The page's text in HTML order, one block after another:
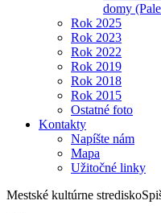
domy
Rok 2025
Rok 2023
Rok 2022
Rok 2019
Rok 2018
Rok 2015
Ostatné foto
Kontakty
Napíšte nám
Mapa
Užitočné linky
Mestské kultúrne stredisko